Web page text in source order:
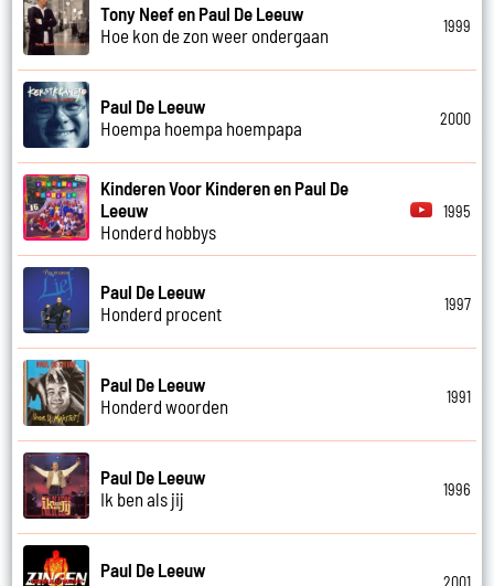
Tony Neef en Paul De Leeuw
Hoe kon de zon weer ondergaan
1999
Paul De Leeuw
Hoempa hoempa hoempapa
2000
Kinderen Voor Kinderen en Paul De
Leeuw
Honderd hobbys
1995
Paul De Leeuw
Honderd procent
1997
Paul De Leeuw
Honderd woorden
1991
Paul De Leeuw
Ik ben als jij
1996
Paul De Leeuw
2001